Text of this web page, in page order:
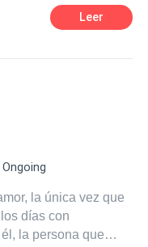
PORQUE
UNA MUJER
ESA VIDA. PERO
CON ELLA.
QUE LE
DE EL, LE
¿QUE HARA
ES RICA? ¿QUE
AMOR NOS LO
Leer
Ongoing
la única vez que
días con
la persona que